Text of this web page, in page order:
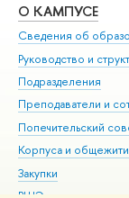
О КАМПУСЕ
Сведения об
Руководство и
Подразделения
Преподаватели и
Попечительский
Корпуса и
Закупки